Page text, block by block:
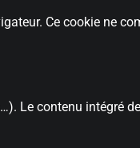
Ce cookie ne
Le contenu intégré